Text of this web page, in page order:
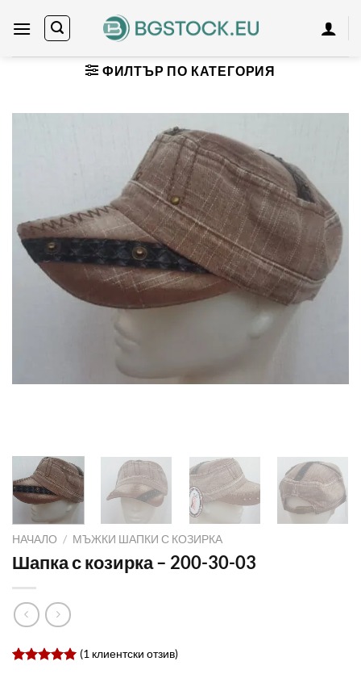
ФИЛТЪР ПО КАТЕГОРИЯ
НАЧАЛО / МЪЖКИ ШАПКИ С КОЗИРКА
Шапка с козирка – 200-30-03
(1 клиентски отзив)